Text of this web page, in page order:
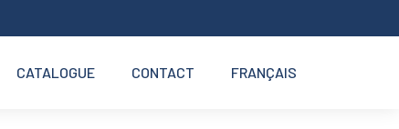
CATALOGUE CONTACT FRANÇAIS